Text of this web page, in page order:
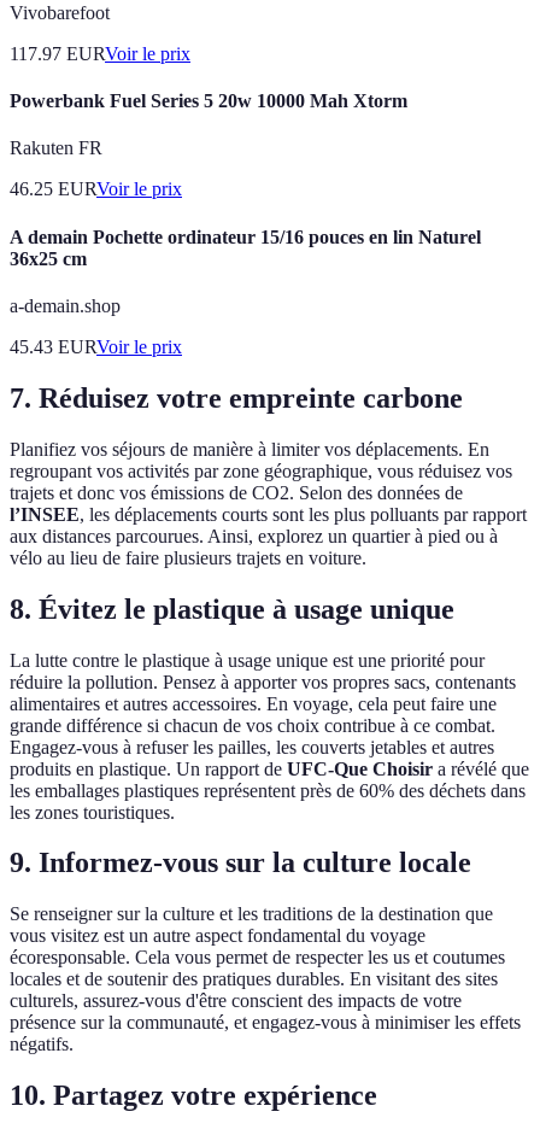
Vivobarefoot
117.97 EURVoir le prix
Powerbank Fuel Series 5 20w 10000 Mah Xtorm
Rakuten FR
46.25 EURVoir le prix
A demain Pochette ordinateur 15/16 pouces en lin Naturel
36x25 cm
a-demain.shop
45.43 EURVoir le prix
7. Réduisez votre empreinte carbone
Planifiez vos séjours de manière à limiter vos déplacements. En
regroupant vos activités par zone géographique, vous réduisez vos
trajets et donc vos émissions de CO2. Selon des données de
l’INSEE, les déplacements courts sont les plus polluants par rapport
aux distances parcourues. Ainsi, explorez un quartier à pied ou à
vélo au lieu de faire plusieurs trajets en voiture.
8. Évitez le plastique à usage unique
La lutte contre le plastique à usage unique est une priorité pour
réduire la pollution. Pensez à apporter vos propres sacs, contenants
alimentaires et autres accessoires. En voyage, cela peut faire une
grande différence si chacun de vos choix contribue à ce combat.
Engagez-vous à refuser les pailles, les couverts jetables et autres
produits en plastique. Un rapport de UFC-Que Choisir a révélé que
les emballages plastiques représentent près de 60% des déchets dans
les zones touristiques.
9. Informez-vous sur la culture locale
Se renseigner sur la culture et les traditions de la destination que
vous visitez est un autre aspect fondamental du voyage
écoresponsable. Cela vous permet de respecter les us et coutumes
locales et de soutenir des pratiques durables. En visitant des sites
culturels, assurez-vous d'être conscient des impacts de votre
présence sur la communauté, et engagez-vous à minimiser les effets
négatifs.
10. Partagez votre expérience